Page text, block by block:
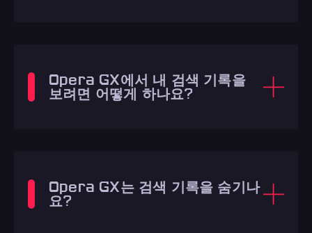
Opera GX에서 내 검색 기록을
보려면 어떻게 하나요?
Opera GX는 검색 기록을 숨기나
요?